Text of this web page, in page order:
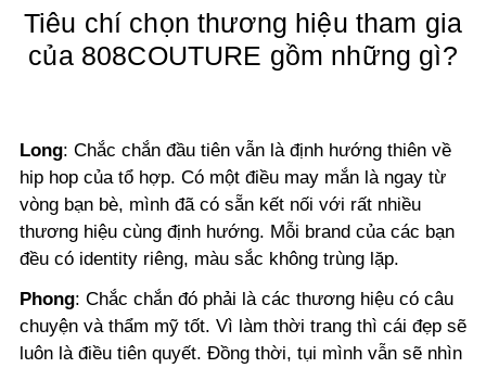
Tiêu chí chọn thương hiệu tham gia
của 808COUTURE gồm những gì?
Long: Chắc chắn đầu tiên vẫn là định hướng thiên về
hip hop của tổ hợp. Có một điều may mắn là ngay từ
vòng bạn bè, mình đã có sẵn kết nối với rất nhiều
thương hiệu cùng định hướng. Mỗi brand của các bạn
đều có identity riêng, màu sắc không trùng lặp.
Phong: Chắc chắn đó phải là các thương hiệu có câu
chuyện và thẩm mỹ tốt. Vì làm thời trang thì cái đẹp sẽ
luôn là điều tiên quyết. Đồng thời, tụi mình vẫn sẽ nhìn